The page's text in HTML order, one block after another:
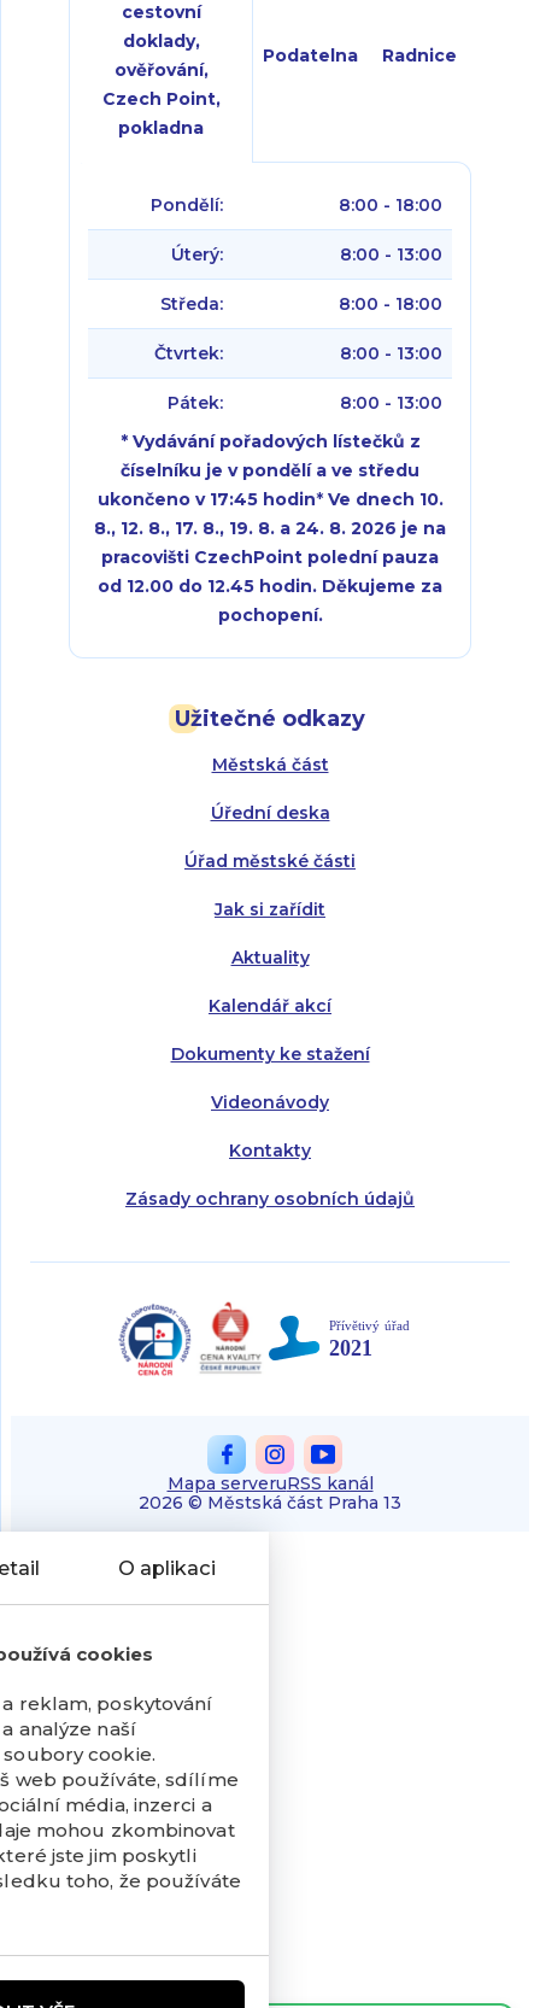
Užitečné odkazy
Městská část
Úřední deska
Úřad městské části
Jak si zařídit
Aktuality
Kalendář akcí
Dokumenty ke stažení
Videonávody
Kontakty
Zásady ochrany osobních údajů
cestovní
doklady,
ověřování,
Czech Point,
pokladna
Podatelna Radnice
Pondělí: 8:00 - 18:00
Úterý: 8:00 - 13:00
Středa: 8:00 - 18:00
Čtvrtek: 8:00 - 13:00
Pátek:
8:00 - 13:00
* Vydávání pořadových lístečků z
číselníku je v pondělí a ve středu
ukončeno v 17:45 hodin* Ve dnech 10.
8., 12. 8., 17. 8., 19. 8. a 24. 8. 2026 je na
pracovišti CzechPoint polední pauza
od 12.00 do 12.45 hodin. Děkujeme za
pochopení.
Úterý: 8:00 - 16:00
Úterý: 8:00 - 13:00
2026 © Městská část Praha 13
Mapa serveruRSS kanál